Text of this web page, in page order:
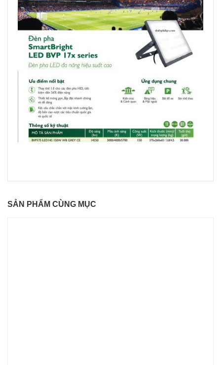
SẢN PHẨM CÙNG MỤC